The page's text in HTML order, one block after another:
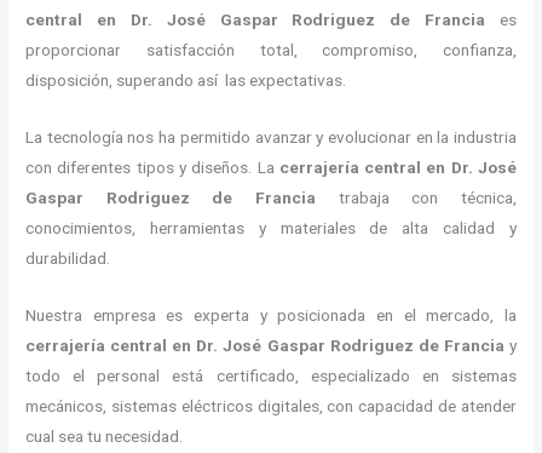
central
en Dr. José Gaspar Rodriguez de Francia es
proporcionar satisfacción total, compromiso, confianza,
disposición, superando así las expectativas.
La tecnología nos ha permitido avanzar y evolucionar en la industria
con diferentes tipos y diseños. La cerrajería central en Dr. José
Gaspar Rodriguez de Francia trabaja con técnica,
conocimientos, herramientas y materiales de alta calidad y
durabilidad.
Nuestra empresa es experta y posicionada en el mercado, la
cerrajería central en Dr. José Gaspar Rodriguez de Francia y
todo el personal está certificado, especializado en sistemas
mecánicos, sistemas eléctricos digitales, con capacidad de atender
cual sea tu necesidad.